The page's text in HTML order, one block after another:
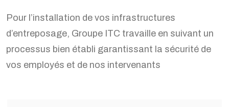
Pour l’installation de vos infrastructures
d’entreposage, Groupe ITC travaille en suivant un
processus bien établi garantissant la sécurité de
vos employés et de nos intervenants